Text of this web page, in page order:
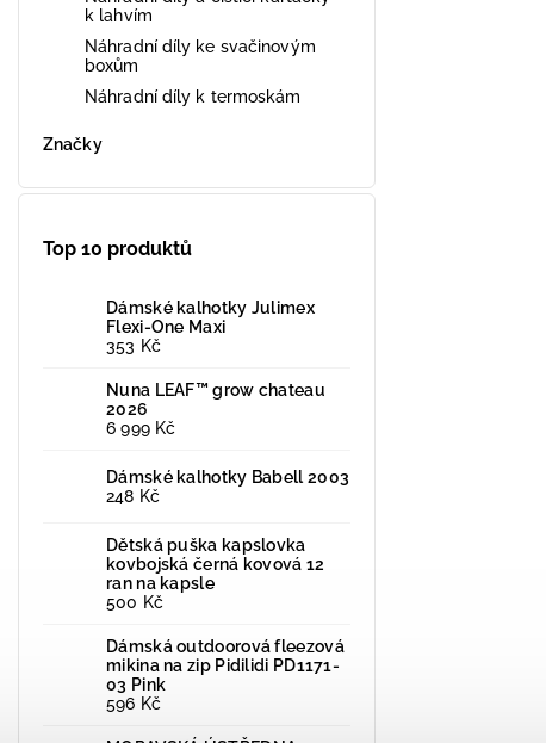
k lahvím
Náhradní díly ke svačinovým
boxům
Náhradní díly k termoskám
Značky
Top 10 produktů
Dámské kalhotky Julimex
Flexi-One Maxi
353 Kč
Nuna LEAF™ grow chateau
2026
6 999 Kč
Dámské kalhotky Babell 2003
248 Kč
Dětská puška kapslovka
kovbojská černá kovová 12
ran na kapsle
500 Kč
Dámská outdoorová fleezová
mikina na zip Pidilidi PD1171-
03 Pink
596 Kč